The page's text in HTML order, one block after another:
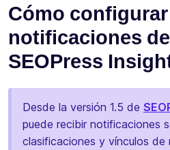
Cómo
notificaciones
SEOPress
Desde la versión 1.5 de
puede recibir notificaciones
clasificaciones y vínculos